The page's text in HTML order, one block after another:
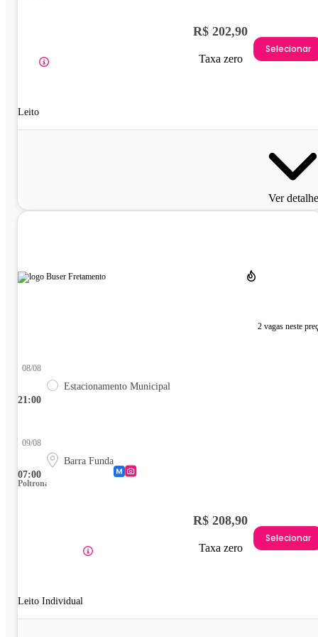
Leito
R$ 202,90
Taxa zero
Selecionar
Ver
2 vagas neste
21:00
08/08
Estacionamento Municipal
07:00
09/08
Barra Funda
Poltrona
Leito Individual
R$ 208,90
Taxa zero
Selecionar